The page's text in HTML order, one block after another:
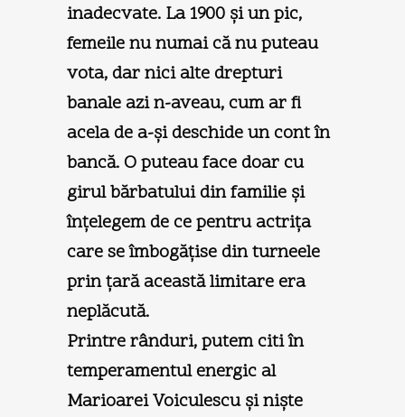
inadecvate. La 1900 şi un pic,
femeile nu numai că nu puteau
vota, dar nici alte drepturi
banale azi n-aveau, cum ar fi
acela de a-şi deschide un cont în
bancă. O puteau face doar cu
girul bărbatului din familie şi
înţelegem de ce pentru actriţa
care se îmbogăţise din turneele
prin ţară această limitare era
neplăcută.
Printre rânduri, putem citi în
temperamentul energic al
Marioarei Voiculescu şi nişte